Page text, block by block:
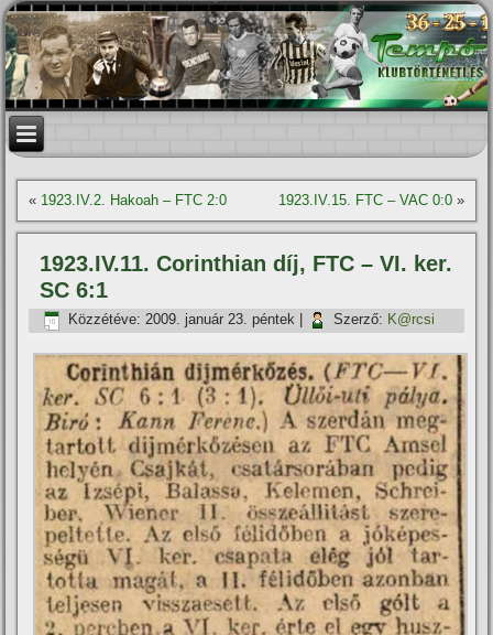
« 1923.IV.2. Hakoah – FTC 2:0 1923.IV.15. FTC – VAC 0:0»
1923.IV.11. Corinthian dí­j, FTC – VI. ker.
SC 6:1
Közzétéve: 2009. január 23. péntek Szerző: K@rcsi